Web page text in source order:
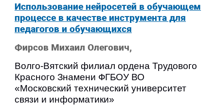
Использование нейросетей в обучающем
процессе в качестве инструмента для
педагогов и обучающихся
Фирсов Михаил Олегович,
Волго-Вятский филиал ордена Трудового
Красного Знамени ФГБОУ ВО
«Московский технический университет
связи и информатики»